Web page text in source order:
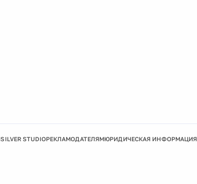
SILVER STUDIOРЕКЛАМОДАТЕЛЯМЮРИДИЧЕСКАЯ ИНФОРМАЦИЯ